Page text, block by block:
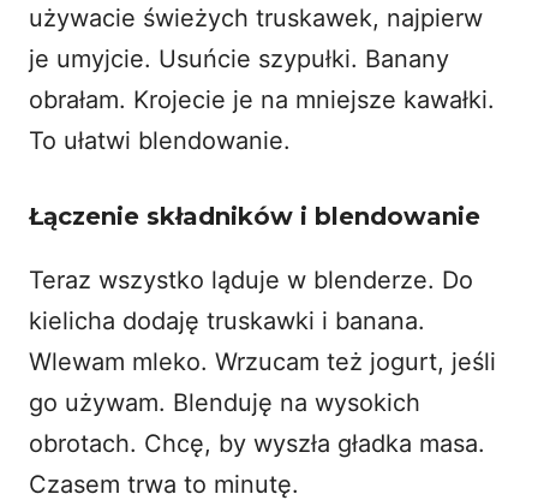
używacie świeżych truskawek, najpierw
je umyjcie. Usuńcie szypułki. Banany
obrałam. Krojecie je na mniejsze kawałki.
To ułatwi blendowanie.
Łączenie składników i blendowanie
Teraz wszystko ląduje w blenderze. Do
kielicha dodaję truskawki i banana.
Wlewam mleko. Wrzucam też jogurt, jeśli
go używam. Blenduję na wysokich
obrotach. Chcę, by wyszła gładka masa.
Czasem trwa to minutę.